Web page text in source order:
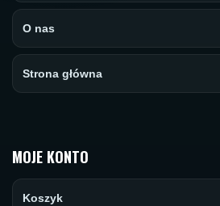
O nas
Strona główna
MOJE KONTO
Koszyk